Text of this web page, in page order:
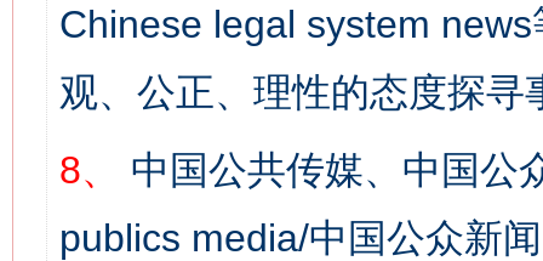
Chinese legal system
观、公正、理性的态度探寻
8、
中国公共传媒、中国公
publics media/中国公众新